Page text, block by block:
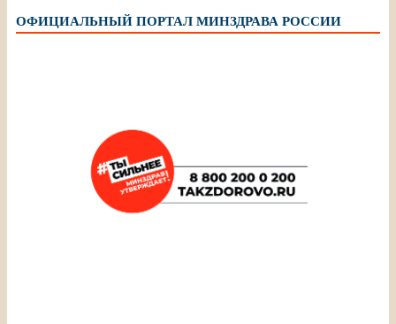
ОФИЦИАЛЬНЫЙ ПОРТАЛ МИНЗДРАВА РОССИИ